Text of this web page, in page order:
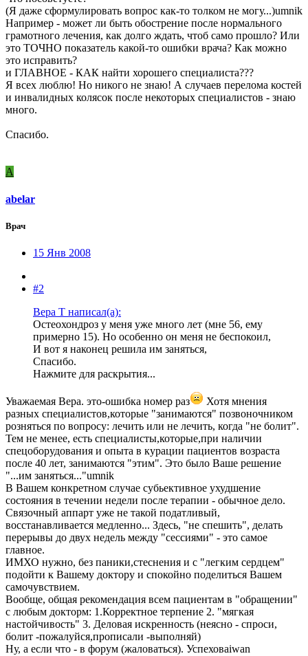
(Я даже сформулировать вопрос как-то толком не могу...)umnik
Например - может ли быть обострение после нормального
грамотного лечения, как долго ждать, чтоб само прошло? Или
это ТОЧНО показатель какой-то ошибки врача? Как можно
это исправить?
и ГЛАВНОЕ - КАК найти хорошего специалиста???
Я всех люблю! Но никого не знаю! А случаев перелома костей
и инвалидных колясок после некоторых специалистов - знаю
много.
Спасибо.
A
abelar
Врач
15 Янв 2008
#2
Вера Т написал(а):
Остеохондроз у меня уже много лет (мне 56, ему
примерно 15). Но особенно он меня не беспокоил,
И вот я наконец решила им заняться,
Спасибо.
Нажмите для раскрытия...
Уважаемая Вера. это-ошибка номер раз
Хотя мнения
разных специалистов,которые "занимаются" позвоночником
розняться по вопросу: лечить или не лечить, когда "не болит".
Тем не менее, есть специалисты,которые,при наличии
спецоборудования и опыта в курации пациентов возраста
после 40 лет, занимаются "этим". Это было Ваше решение
"...им заняться..."umnik
В Вашем конкретном случае субьективное ухудшение
состояния в течении недели после терапии - обычное дело.
Связочный аппарт уже не такой податливый,
восстанавливается медленно... Здесь, "не спешить", делать
перерывы до двух недель между "сессиями" - это самое
главное.
ИМХО нужно, без паники,стеснения и с "легким сердцем"
подойти к Вашему доктору и спокойно поделиться Вашем
самочувствием.
Вообще, общая рекомендация всем пациентам в "обращении"
с любым докторм: 1.Корректное терпение 2. "мягкая
настойчивость" 3. Деловая искренность (неясно - спроси,
болит -пожалуйся,прописали -выполняй)
Ну, а если что - в форум (жаловаться). Успеховaiwan